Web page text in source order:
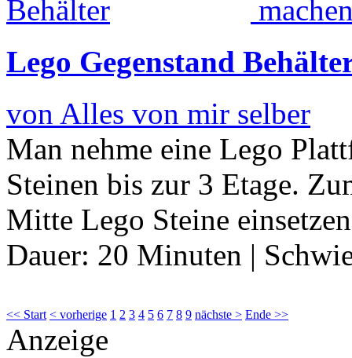
Lego Gegenstand
von Alles von mir selber
Man nehme eine Lego
Steinen bis zur 3 Etage.
Mitte Lego Steine
Dauer: 20 Minuten |
<< Start < vorherige 1 2 3 4 5 6 7 8 9 nächste > Ende >>
Anzeige